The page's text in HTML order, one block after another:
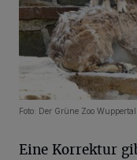
Foto: Der Grüne Zoo
Eine Korrektur